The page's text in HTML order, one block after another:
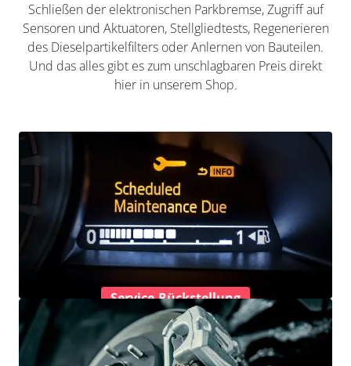
Schließen der elektronischen Parkbremse, Zugriff auf
Sensoren und Aktuatoren, Stellgliedtests, Regenerieren
des Dieselpartikelfilters oder Anlernen von Bauteilen.
Und das alles gibt es zum unschlagbaren Preis direkt
hier in unserem Shop.
Service-Rückstellung